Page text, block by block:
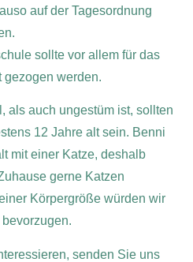
auf der Tagesordnung
sollte vor allem für das
gezogen werden.
als auch ungestüm ist, sollten
12 Jahre alt sein. Benni
mit einer Katze, deshalb
gerne Katzen
Körpergröße würden wir
senden Sie uns